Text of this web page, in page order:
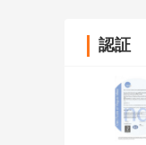
認証